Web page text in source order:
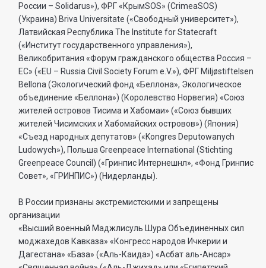
России – Solidarus»), ФРГ «КрымSOS» (CrimeaSOS)
(Украина) Briva Universitate («Свободный университет»),
Латвийская Республика The Institute for Statecraft
(«Институт государственного управления»),
Великобритания «Форум гражданского общества Россия –
ЕС» («EU – Russia Civil Society Forum e.V.»), ФРГ Miljøstiftelsen
Bellona (Экологический фонд «Беллона», Экологическое
объединение «Беллона») (Королевство Норвегия) «Союз
жителей островов Тисима и Хабомаи» («Союз бывших
жителей Чисимских и Хабомайских островов») (Япония)
«Съезд народных депутатов» («Kongres Deputowanych
Ludowych»), Польша Greenpeace International (Stichting
Greenpeace Council) («Гринпис Интернешнл», «Фонд Гринпис
Совет», «ГРИНПИС») (Нидерланды).
В России признаны экстремистскими и запрещены
организации
«Высший военный Маджлисуль Шура Объединенных сил
моджахедов Кавказа» «Конгресс народов Ичкерии и
Дагестана» «База» («Аль-Каида») «Асбат аль-Ансар»